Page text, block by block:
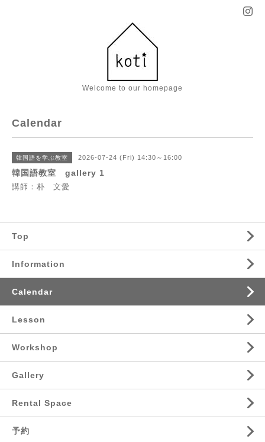
Welcome to our homepage
Calendar
韓国語を学ぶ教室 2026-07-24 (Fri) 14:30～16:00
韓国語教室 gallery 1
講師：朴 文愛
Top
Information
Calendar
Lesson
Workshop
Gallery
Rental Space
予約